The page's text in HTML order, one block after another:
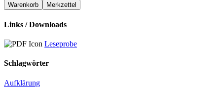
Links / Downloads
Leseprobe
Schlagwörter
Aufklärung